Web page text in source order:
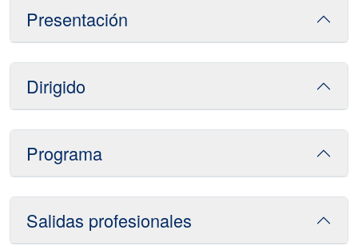
Presentación
Dirigido
Programa
Salidas profesionales